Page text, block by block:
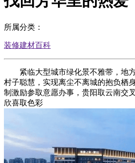
所属分类：
装修建材百科
紧临大型城市绿化景不雅带，地方
村子聪慧，实现离尘不离城的抱负栖
制激励参取意愿办事，贵阳取云南交
欣喜取色彩